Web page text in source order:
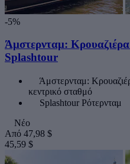
-5%
Άμστερνταμ:
Splashtour
Άμστερνταμ:
κεντρικό σταθμό
Splashtour Ρότερνταμ
Νέο
Από 47,98 $
45,59 $